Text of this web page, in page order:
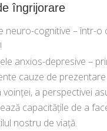
îngrijorare
neuro-cognitive – într-o
anxios-depresive –
cauze de prezentare
a perspectivei
capacitățile de a
nostru de viață.